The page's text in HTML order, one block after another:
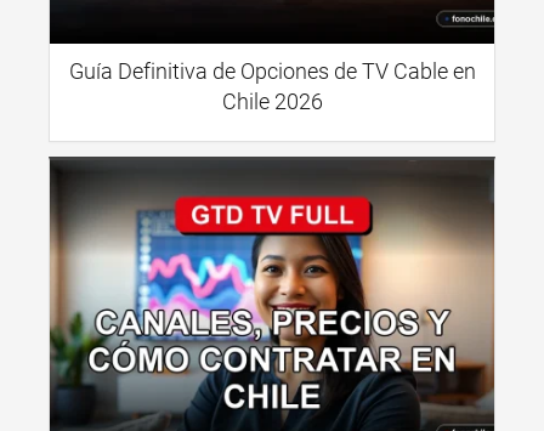
Guía Definitiva de Opciones de TV Cable en
Chile 2026